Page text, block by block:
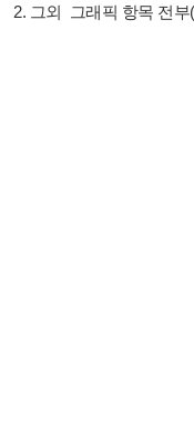
2. 그외 그래픽 항목 전